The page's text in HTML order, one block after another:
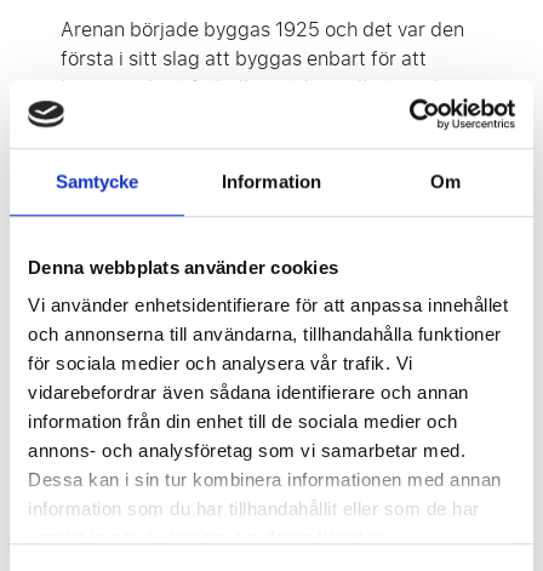
Samtycke Information Om
Denna webbplats använder cookies
Vi använder enhetsidentifierare för att anpassa innehållet
och annonserna till användarna, tillhandahålla funktioner
för sociala medier och analysera vår trafik. Vi
vidarebefordrar även sådana identifierare och annan
information från din enhet till de sociala medier och
annons- och analysföretag som vi samarbetar med.
Dessa kan i sin tur kombinera informationen med annan
information som du har tillhandahållit eller som de har
Arenan började byggas 1925 och det var den
första i sitt slag att byggas enbart för att
husera enbart fotbollsmatcher, vilket innebar
att löparbanan runt planen saknades. Inter
flyttade till arenan först 1947 och från och med
då använde båda ärkerivalerna det här
fotbollstemplet med de karaktäristiska
Inför VM 1990 genomfördes en större renovering
av arenan och med 75 923 platser är Giuseppe
Meazza den största arenan i Italien. Den har stått
värd för två världsmästerskap (1934 och 1990) och
mängder av Europacupfinaler.
Om du vill se en match på den här klassiska
matchen så får du skynda dig. Det ser nämligen ut